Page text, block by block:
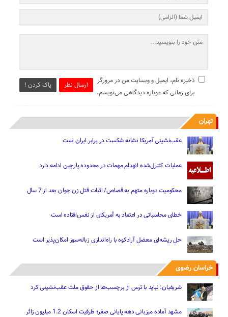
ارسال نظر پاک کردن !
ذخیره نام، ایمیل و وبسایت من در مرورگر
برای زمانی که دوباره دیدگاهی می‌نویسم.
تهران
عقب‌نشینی آمریکا نشانه شکست در برابر ایران است
عملیات کنترل‌شده انهدام مهمات در محدوده پارچین ادامه دارد
محکومیت دوباره متهم به قصاص/ اثبات قتل زن جوان بعد از 7 سال
خطای محاسباتی در اعتماد به آمریکای از نفس‌افتاده است
حل ریشه‌ای معضل آرادکوه با راه‌اندازی زباله‌سوز امکان‌پذیر است
خراسان رضوی
شریفیان: نباید با ترس از برچسب‌ها از حقوق ملت عقب‌نشینی کرد
مشهد آماده میزبانی دهه پایانی صفر؛ ظرفیت اسکان 1.2 میلیون زائر